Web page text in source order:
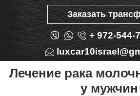
Заказать
+ 972-544-
Лечение рака
у мужчин